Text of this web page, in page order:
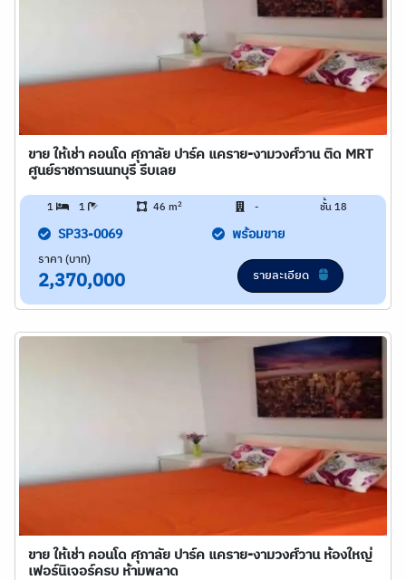
ขาย ให้เช่า คอนโด ศุภาลัย ปาร์ค แคราย-งามวงศ์วาน ติด MRT
ศูนย์ราชการนนทบุรี รีบเลย
1 1 46 m2 - ชั้น 18
SP33-0069 พร้อมขาย
ราคา (บาท)
2,370,000 รายละเอียด
ขาย ให้เช่า คอนโด ศุภาลัย ปาร์ค แคราย-งามวงศ์วาน ห้องใหญ่
เฟอร์นิเจอร์ครบ ห้ามพลาด